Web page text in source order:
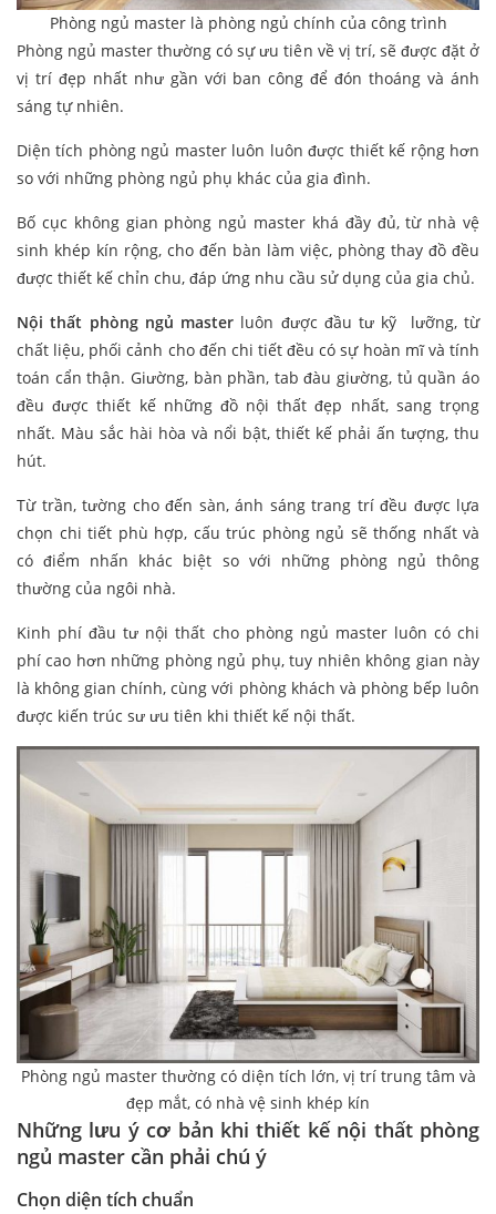
Phòng ngủ master là phòng ngủ chính của công trình
Phòng ngủ master thường có sự ưu tiên về vị trí, sẽ được đặt ở
vị trí đẹp nhất như gần với ban công để đón thoáng và ánh
sáng tự nhiên.
Diện tích phòng ngủ master luôn luôn được thiết kế rộng hơn
so với những phòng ngủ phụ khác của gia đình.
Bố cục không gian phòng ngủ master khá đầy đủ, từ nhà vệ
sinh khép kín rộng, cho đến bàn làm việc, phòng thay đồ đều
được thiết kế chỉn chu, đáp ứng nhu cầu sử dụng của gia chủ.
Nội thất phòng ngủ master luôn được đầu tư kỹ lưỡng, từ
chất liệu, phối cảnh cho đến chi tiết đều có sự hoàn mĩ và tính
toán cẩn thận. Giường, bàn phần, tab đàu giường, tủ quần áo
đều được thiết kế những đồ nội thất đẹp nhất, sang trọng
nhất. Màu sắc hài hòa và nổi bật, thiết kế phải ấn tượng, thu
hút.
Từ trần, tường cho đến sàn, ánh sáng trang trí đều được lựa
chọn chi tiết phù hợp, cấu trúc phòng ngủ sẽ thống nhất và
có điểm nhấn khác biệt so với những phòng ngủ thông
thường của ngôi nhà.
Kinh phí đầu tư nội thất cho phòng ngủ master luôn có chi
phí cao hơn những phòng ngủ phụ, tuy nhiên không gian này
là không gian chính, cùng với phòng khách và phòng bếp luôn
được kiến trúc sư ưu tiên khi thiết kế nội thất.
Phòng ngủ master thường có diện tích lớn, vị trí trung tâm và
đẹp mắt, có nhà vệ sinh khép kín
Những lưu ý cơ bản khi thiết kế nội thất phòng
ngủ master cần phải chú ý
Chọn diện tích chuẩn